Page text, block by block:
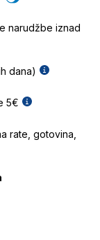
narudžbe iznad
dana)
5€
rate, gotovina,